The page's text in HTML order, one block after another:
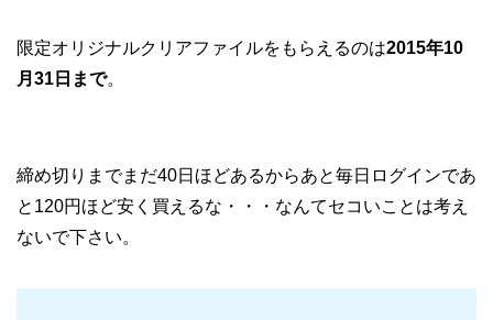
限定オリジナルクリアファイルをもらえるのは2015年10
月31日まで。
締め切りまでまだ40日ほどあるからあと毎日ログインであ
と120円ほど安く買えるな・・・なんてセコいことは考え
ないで下さい。